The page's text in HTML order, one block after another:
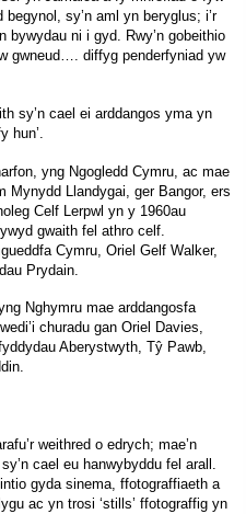
sy’n aml yn beryglus; i’r
bywydau ni i gyd. Rwy’n gobeithio
gwneud…. diffyg penderfyniad yw
sy’n cael ei arddangos yma yn
hun’.
yng Ngogledd Cymru, ac mae
Mynydd Llandygai, ger Bangor, ers
Celf Lerpwl yn y 1960au
gwaith fel athro celf.
Cymru, Oriel Gelf Walker,
Prydain.
Nghymru mae arddangosfa
churadu gan Oriel Davies,
Aberystwyth, Tŷ Pawb,
weithred o edrych; mae’n
cael eu hanwybyddu fel arall.
gyda sinema, ffotograffiaeth a
ac yn trosi ‘stills’ ffotograffig yn